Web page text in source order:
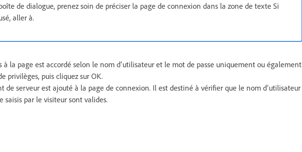
de dialogue, prenez soin de préciser la page de connexion dans la zone de texte Si
aller à.
à la page est accordé selon le nom d’utilisateur et le mot de passe uniquement ou également
privilèges, puis cliquez sur OK.
de serveur est ajouté à la page de connexion. Il est destiné à vérifier que le nom d’utilisateur
saisis par le visiteur sont valides.